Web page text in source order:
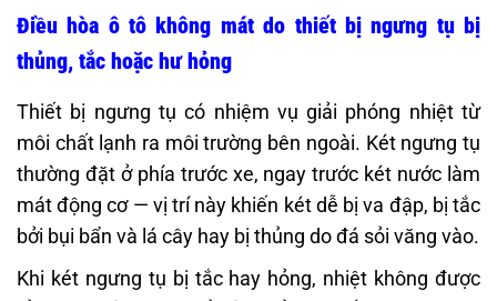
Điều hòa ô tô không mát do thiết bị ngưng tụ bị
thủng, tắc hoặc hư hỏng
Thiết bị ngưng tụ có nhiệm vụ giải phóng nhiệt từ
môi chất lạnh ra môi trường bên ngoài. Két ngưng tụ
thường đặt ở phía trước xe, ngay trước két nước làm
mát động cơ — vị trí này khiến két dễ bị va đập, bị tắc
bởi bụi bẩn và lá cây hay bị thủng do đá sỏi văng vào.
Khi két ngưng tụ bị tắc hay hỏng, nhiệt không được